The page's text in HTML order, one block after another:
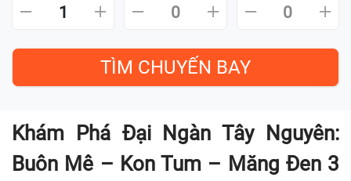
1 0 0
Khám Phá Đại Ngàn Tây Nguyên:
Buôn Mê – Kon Tum – Măng Đen 3